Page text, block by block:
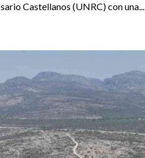
Castellanos (UNRC) con una...